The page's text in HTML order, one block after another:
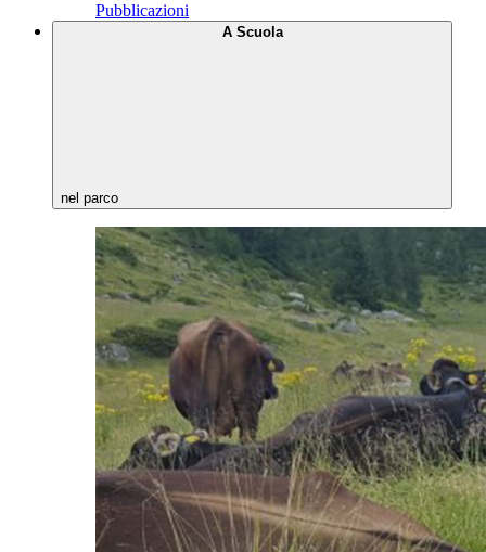
Pubblicazioni
A Scuola
nel parco